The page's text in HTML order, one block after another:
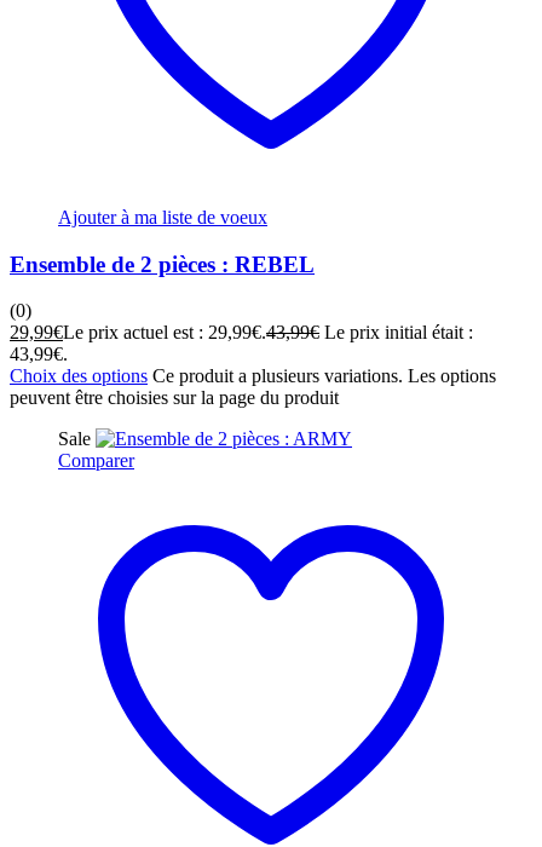
Ajouter à ma liste de voeux
Ensemble de 2 pièces : REBEL
(0)
29,99€Le prix actuel est : 29,99€.43,99€ Le prix initial était :
43,99€.
Choix des options Ce produit a plusieurs variations. Les options
peuvent être choisies sur la page du produit
Sale
Comparer